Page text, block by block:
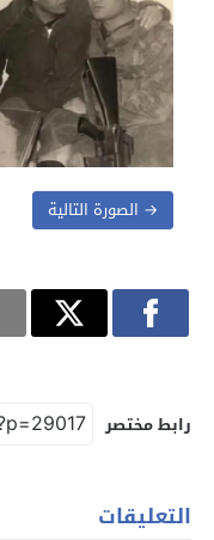
→ الصورة التالية
رابط مختصر
التعليقات